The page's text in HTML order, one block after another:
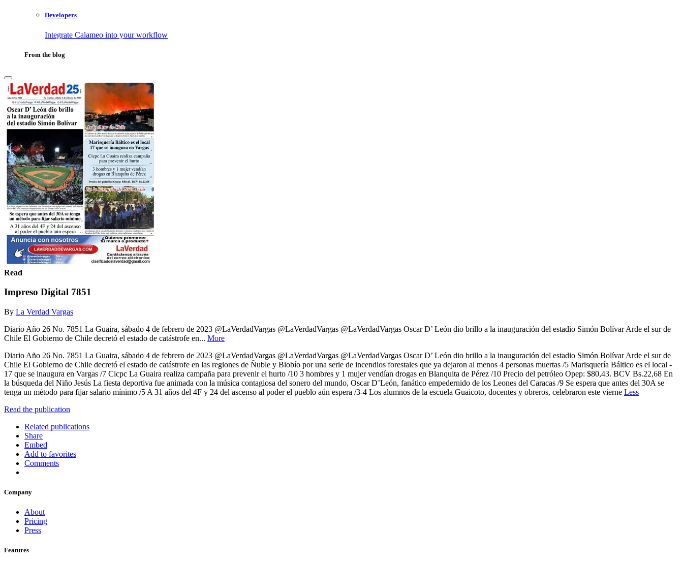
Developers
Integrate Calameo into your workflow
From the blog
Read
Impreso Digital 7851
By La Verdad Vargas
Diario Año 26 No. 7851 La Guaira, sábado 4 de febrero de 2023 @LaVerdadVargas @LaVerdadVargas @LaVerdadVargas Oscar D’ León dio brillo a la inauguración del estadio Simón Bolívar Arde el sur de
Chile El Gobierno de Chile decretó el estado de catástrofe en... More
Diario Año 26 No. 7851 La Guaira, sábado 4 de febrero de 2023 @LaVerdadVargas @LaVerdadVargas @LaVerdadVargas Oscar D’ León dio brillo a la inauguración del estadio Simón Bolívar Arde el sur de
Chile El Gobierno de Chile decretó el estado de catástrofe en las regiones de Ñuble y Biobío por una serie de incendios forestales que ya dejaron al menos 4 personas muertas /5 Marisquería Báltico es el local -
17 que se inaugura en Vargas /7 Cicpc La Guaira realiza campaña para prevenir el hurto /10 3 hombres y 1 mujer vendían drogas en Blanquita de Pérez /10 Precio del petróleo Opep: $80,43. BCV Bs.22,68 En
la búsqueda del Niño Jesús La fiesta deportiva fue animada con la música contagiosa del sonero del mundo, Oscar D’León, fanático empedernido de los Leones del Caracas /9 Se espera que antes del 30A se
tenga un método para fijar salario mínimo /5 A 31 años del 4F y 24 del ascenso al poder el pueblo aún espera /3-4 Los alumnos de la escuela Guaicoto, docentes y obreros, celebraron este vierne Less
Read the publication
Related publications
Share
Embed
Add to favorites
Comments
Company
About
Pricing
Press
Features